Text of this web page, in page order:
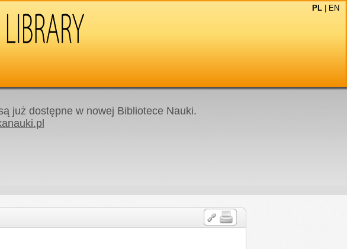
PL EN
już dostępne w nowej Bibliotece Nauki.